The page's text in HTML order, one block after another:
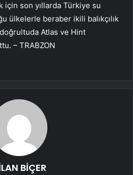
için son yıllarda Türkiye su
ülkelerle beraber ikili balıkçılık
Atlas ve Hint
– TRABZON
BİÇER